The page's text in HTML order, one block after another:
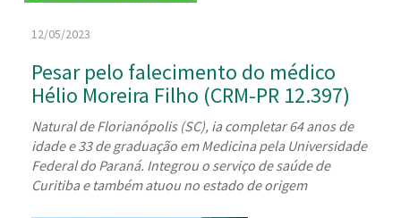
12/05/2023
Pesar pelo falecimento do médico
Hélio Moreira Filho (CRM-PR 12.397)
Natural de Florianópolis (SC), ia completar 64 anos de
idade e 33 de graduação em Medicina pela Universidade
Federal do Paraná. Integrou o serviço de saúde de
Curitiba e também atuou no estado de origem